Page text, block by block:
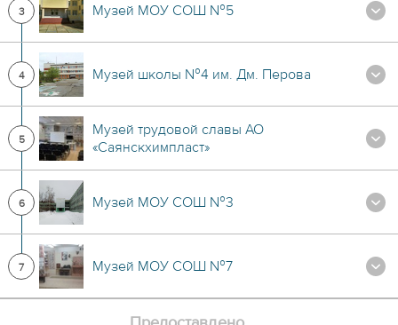
3 Музей МОУ СОШ №5
4 Музей школы №4 им. Дм. Перова
5
Музей трудовой славы АО
«Саянскхимпласт»
6 Музей МОУ СОШ №3
7 Музей МОУ СОШ №7